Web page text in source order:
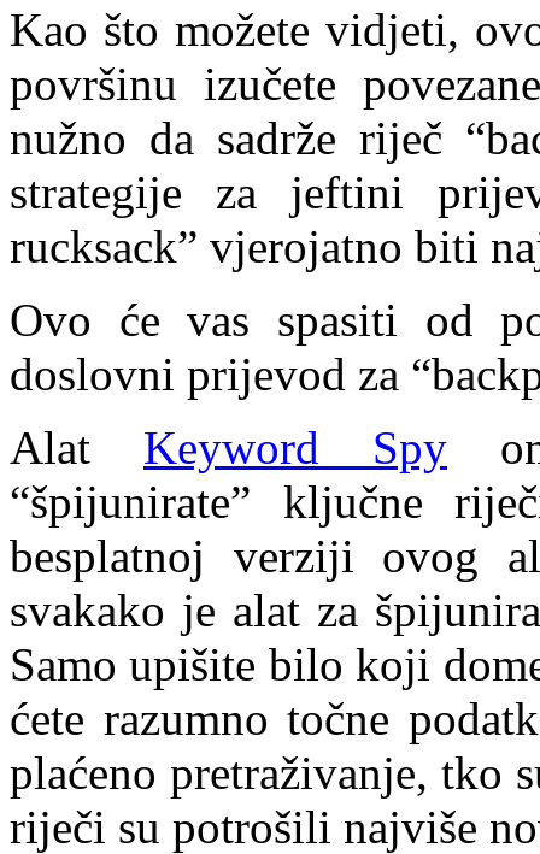
Kao što možete vidjeti,
površinu izučete
nužno da sadrže riječ
strategije za jeftini
rucksack” vjerojatno biti
Ovo će vas spasiti od
doslovni prijevod za
Alat Keyword Spy
“špijunirate” ključne
besplatnoj verziji ovog
svakako je alat za
Samo upišite bilo koji
ćete razumno točne
plaćeno pretraživanje, tko
riječi su potrošili najviše